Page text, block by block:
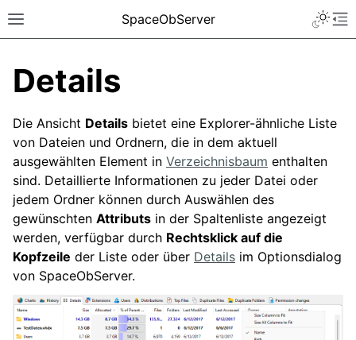
SpaceObServer
Details
Die Ansicht Details bietet eine Explorer-ähnliche Liste
von Dateien und Ordnern, die in dem aktuell
ausgewählten Element in Verzeichnisbaum enthalten
sind. Detaillierte Informationen zu jeder Datei oder
jedem Ordner können durch Auswählen des
gewünschten Attributs in der Spaltenliste angezeigt
werden, verfügbar durch Rechtsklick auf die
Kopfzeile der Liste oder über Details im Optionsdialog
von SpaceObServer.